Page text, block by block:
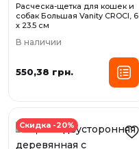
Расческа-щетка для кошек и
собак Большая Vanity CROCI, 6
х 23.5 см
В наличии
550,38 грн.
Скидка -20%